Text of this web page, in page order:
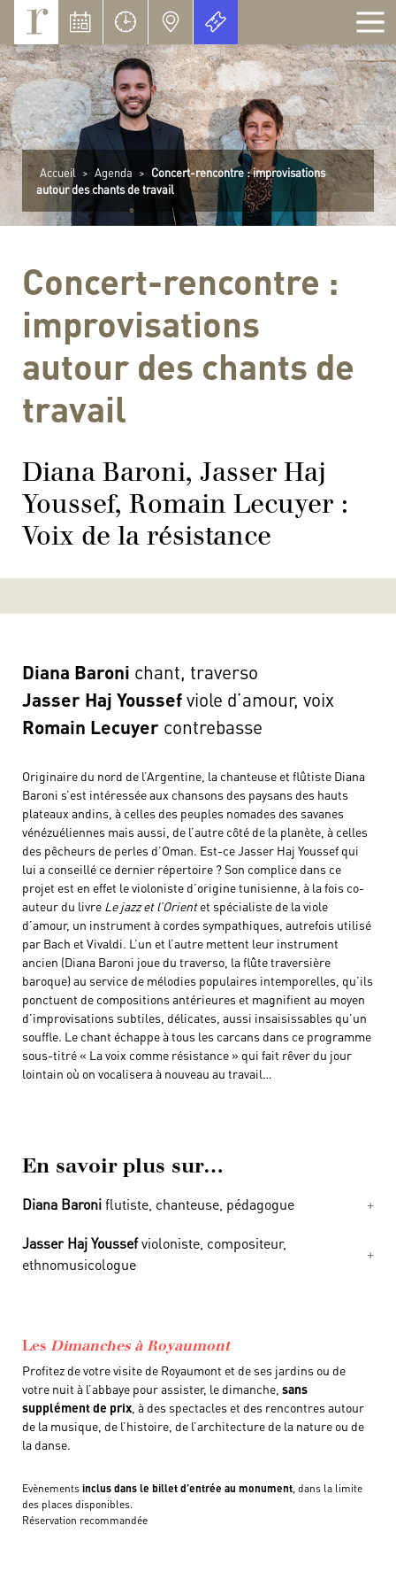
Accueil > Agenda > Concert-rencontre : improvisations
autour des chants de travail
Concert-rencontre :
improvisations
autour des chants de
travail
Diana Baroni, Jasser Haj
Youssef, Romain Lecuyer :
Voix de la résistance
Diana Baroni chant, traverso
Jasser Haj Youssefviole d’amour, voix
Romain Lecuyer contrebasse
Originaire du nord de l’Argentine, la chanteuse et flûtiste Diana
Baroni s’est intéressée aux chansons des paysans des hauts
plateaux andins, à celles des peuples nomades des savanes
vénézuéliennes mais aussi, de l’autre côté de la planète, à celles
des pêcheurs de perles d’Oman. Est-ce Jasser Haj Youssef qui
lui a conseillé ce dernier répertoire ? Son complice dans ce
projet est en effet le violoniste d’origine tunisienne, à la fois co-
auteur du livre Le jazz et l’Orientet spécialiste de la viole
d’amour, un instrument à cordes sympathiques, autrefois utilisé
par Bach et Vivaldi. L’un et l’autre mettent leur instrument
ancien (Diana Baroni joue du traverso, la flûte traversière
baroque) au service de mélodies populaires intemporelles, qu’ils
ponctuent de compositions antérieures et magnifient au moyen
d’improvisations subtiles, délicates, aussi insaisissables qu’un
souffle. Le chant échappe à tous les carcans dans ce programme
sous-titré « La voix comme résistance » qui fait rêver du jour
lointain où on vocalisera à nouveau au travail…
En savoir plus sur…
Diana Baroniflutiste, chanteuse, pédagogue
Jasser Haj Youssefvioloniste, compositeur,
ethnomusicologue
Les Dimanches à Royaumont
Profitez de votre visite de Royaumont et de ses jardins ou de
votre nuit à l’abbaye pour assister, le dimanche, sans
supplément de prix , à des spectacles et des rencontres autour
de la musique, de l’histoire, de l’architecture de la nature ou de
la danse.
Evènements inclus dans le billet d’entrée au monument, dans la limite
des places disponibles.
Réservation recommandée
Panneau de gestion des cookies